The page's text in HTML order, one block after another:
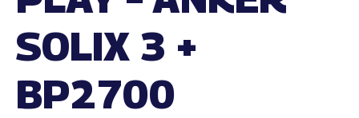
SOLIX 3 +
BP2700